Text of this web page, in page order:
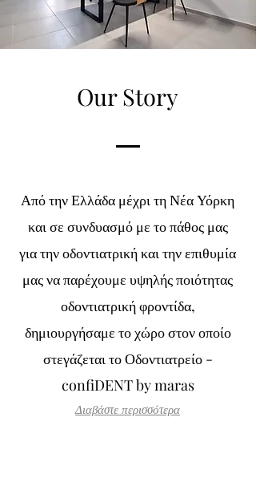
Our Story
Από την Ελλάδα μέχρι τη Νέα Υόρκη
και σε συνδυασμό με το πάθος μας
για την οδοντιατρική και την επιθυμία
μας να παρέχουμε υψηλής ποιότητας
οδοντιατρική φροντίδα,
δημιουργήσαμε το χώρο στον οποίο
στεγάζεται το Οδοντιατρείο -
confiDENT by maras
Διαβάστε περισσότερα